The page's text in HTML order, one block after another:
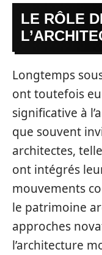
LE RÔLE
Longtemps
ont toutefois
significative à
que souvent
architectes,
ont intégrés
mouvements
le patrimoine
approches
l’architecture